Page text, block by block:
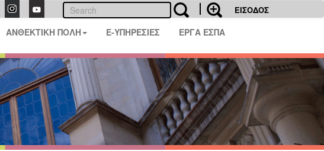
ΕΙΣΟΔΟΣ
ΑΝΘΕΚΤΙΚΗ ΠΟΛΗ E-ΥΠΗΡΕΣΙΕΣ ΕΡΓΑ ΕΣΠΑ